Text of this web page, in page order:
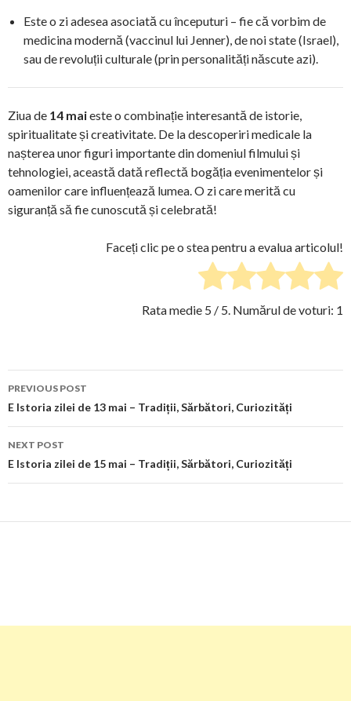
Este o zi adesea asociată cu începuturi – fie că vorbim de
medicina modernă (vaccinul lui Jenner), de noi state (Israel),
sau de revoluții culturale (prin personalități născute azi).
Ziua de 14 maieste o combinație interesantă de istorie,
spiritualitate și creativitate. De la descoperiri medicale la
nașterea unor figuri importante din domeniul filmului și
tehnologiei, această dată reflectă bogăția evenimentelor și
oamenilor care influențează lumea. O zi care merită cu
siguranță să fie cunoscută și celebrată!
Faceți clic pe o stea pentru a evalua articolul!
Rata medie 5 / 5. Numărul de voturi: 1
Post
navigation
PREVIOUS POST
E Istoria zilei de 13 mai – Tradiții, Sărbători, Curiozități
NEXT POST
E Istoria zilei de 15 mai – Tradiții, Sărbători, Curiozități